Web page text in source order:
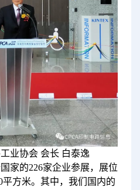
业协会 会长 白泰逸
家的226家企业参展，展位
平方米。其中，我们国内的